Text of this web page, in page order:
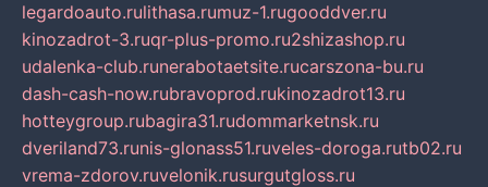
legardoauto.rulithasa.rumuz-1.rugooddver.ru
kinozadrot-3.ruqr-plus-promo.ru2shizashop.ru
udalenka-club.runerabotaetsite.rucarszona-bu.ru
dash-cash-now.rubravoprod.rukinozadrot13.ru
hotteygroup.rubagira31.rudommarketnsk.ru
dveriland73.runis-glonass51.ruveles-doroga.rutb02.ru
vrema-zdorov.ruvelonik.rusurgutgloss.ru